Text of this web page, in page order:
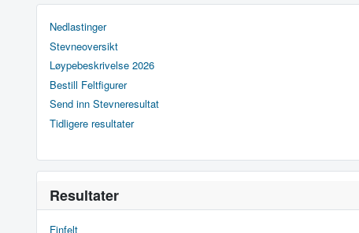
Nedlastinger
Stevneoversikt
Løypebeskrivelse 2026
Bestill Feltfigurer
Send inn Stevneresultat
Tidligere resultater
Resultater
Finfelt